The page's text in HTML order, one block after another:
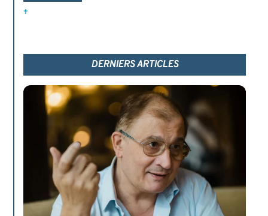
+
DERNIERS ARTICLES